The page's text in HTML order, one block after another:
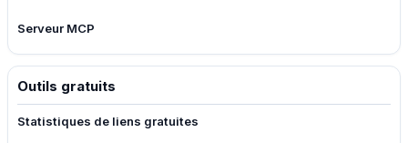
Serveur MCP
Outils gratuits
Statistiques de liens gratuites